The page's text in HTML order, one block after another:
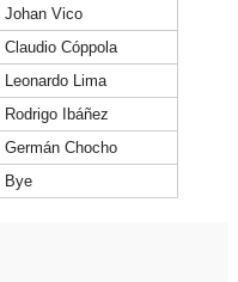
Johan Vico
Claudio Cóppola
Leonardo Lima
Rodrigo Ibáñez
Germán Chocho
Bye